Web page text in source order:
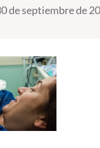
de septiembre de